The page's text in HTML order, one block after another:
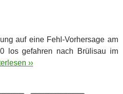
auf eine Fehl-Vorhersage am
los gefahren nach Brülisau im
››